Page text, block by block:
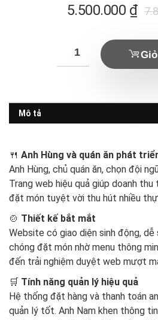
Giá
là:
7.800.000 ₫.
5.500.000 ₫
Mô tả
🍴 Anh Hùng và quán ăn phát
Anh Hùng, chủ quán ăn, chọn đội
Trang web hiệu quả giúp doanh thu
đặt món tuyệt vời thu hút nhiều
🍲 Thiết kế bắt mắt
Website có giao diện sinh động, dễ
chóng đặt món nhờ menu thông
đến trải nghiệm duyệt web mượt
🛒 Tính năng quản lý hiệu quả
Hệ thống đặt hàng và thanh toán
quản lý tốt. Anh Nam khen thông